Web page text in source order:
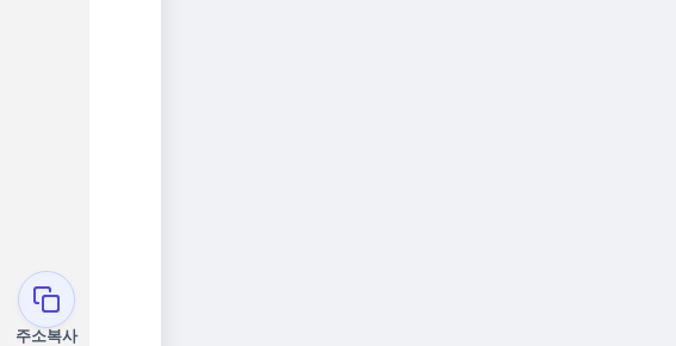
주소복사